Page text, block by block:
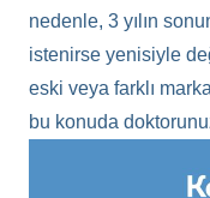
nedenle, 3 yılın
istenirse yenisiyle
eski veya farklı
bu konuda